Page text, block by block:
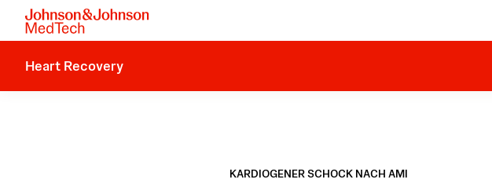
Heart Recovery
Klinische Evidenz
KARDIOGENER SCHOCK NACH AMI